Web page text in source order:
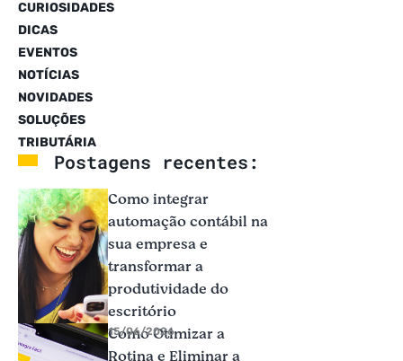
CURIOSIDADES
DICAS
EVENTOS
NOTÍCIAS
NOVIDADES
SOLUÇÕES
TRIBUTÁRIA
Postagens recentes:
Como integrar
automação contábil na
sua empresa e
transformar a
produtividade do
escritório
15/06/2026
Como Otimizar a
Rotina e Eliminar a